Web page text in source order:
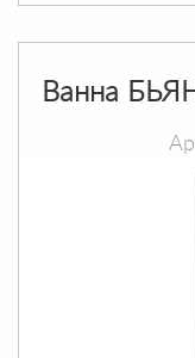
Ванна